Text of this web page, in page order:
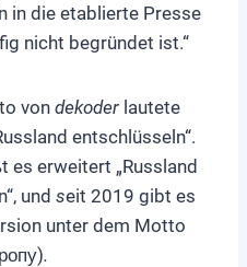
in die etablierte Presse
nicht begründet ist.“
von dekoder lautete
entschlüsseln“.
es erweitert „Russland
und seit 2019 gibt es
unter dem Motto
.